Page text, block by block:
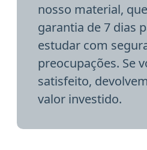
nosso material,
garantia de 7 dias
estudar com
preocupações. Se
satisfeito,
valor investido.